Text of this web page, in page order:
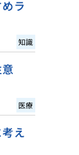
ラ
知識
医療
え